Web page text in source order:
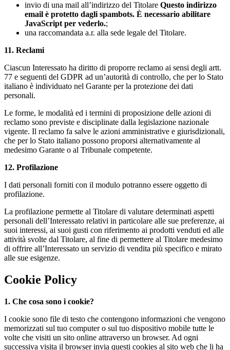
invio di una mail all’indirizzo del Titolare Questo indirizzo
email è protetto dagli spambots. È necessario abilitare
JavaScript per vederlo.;
una raccomandata a.r. alla sede legale del Titolare.
11. Reclami
Ciascun Interessato ha diritto di proporre reclamo ai sensi degli artt.
77 e seguenti del GDPR ad un’autorità di controllo, che per lo Stato
italiano è individuato nel Garante per la protezione dei dati
personali.
Le forme, le modalità ed i termini di proposizione delle azioni di
reclamo sono previste e disciplinate dalla legislazione nazionale
vigente. Il reclamo fa salve le azioni amministrative e giurisdizionali,
che per lo Stato italiano possono proporsi alternativamente al
medesimo Garante o al Tribunale competente.
12. Profilazione
I dati personali forniti con il modulo potranno essere oggetto di
profilazione.
La profilazione permette al Titolare di valutare determinati aspetti
personali dell’Interessato relativi in particolare alle sue preferenze, ai
suoi interessi, ai suoi gusti con riferimento ai prodotti venduti ed alle
attività svolte dal Titolare, al fine di permettere al Titolare medesimo
di offrire all’Interessato un servizio di vendita più specifico e mirato
alle sue esigenze.
Cookie Policy
1. Che cosa sono i cookie?
I cookie sono file di testo che contengono informazioni che vengono
memorizzati sul tuo computer o sul tuo dispositivo mobile tutte le
volte che visiti un sito online attraverso un browser. Ad ogni
successiva visita il browser invia questi cookies al sito web che li ha